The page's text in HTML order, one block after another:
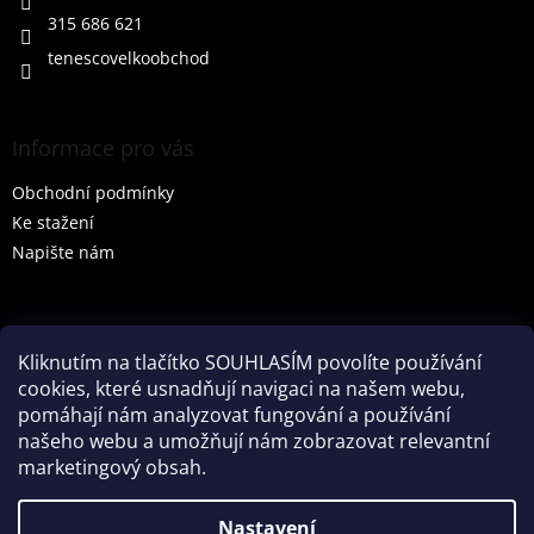
Kliknutím na tlačítko SOUHLASÍM povolíte používání
cookies, které usnadňují navigaci na našem webu,
pomáhají nám analyzovat fungování a používání
našeho webu a umožňují nám zobrazovat relevantní
marketingový obsah.
Nastavení
315 686 621
tenescovelkoobchod
Informace pro vás
Obchodní podmínky
Ke stažení
Napište nám
HLEDAT